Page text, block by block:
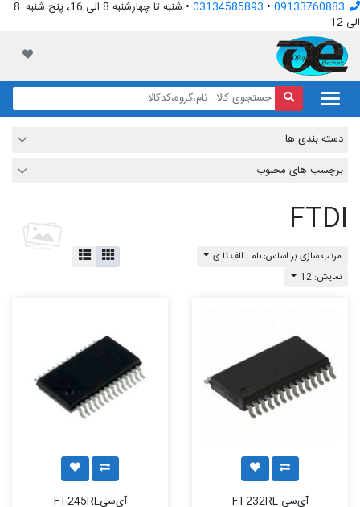
09133760883
•
03134585893
• شنبه تا چهارشنبه 8 الی 16، پنج شنبه: 8
الی 12
لیست
دسته بندی ها
برچسب های محبوب
FTDI
مرتب سازی بر اساس: نام : الف تا ی
نمایش: 12
آی‌سی FT232RL آی‌سیFT245RL